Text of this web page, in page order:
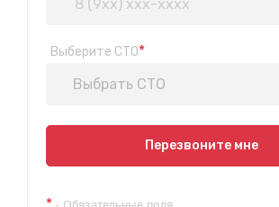
Выберите СТО*
Выбрать СТО
Показать на карте
Перезвоните мне